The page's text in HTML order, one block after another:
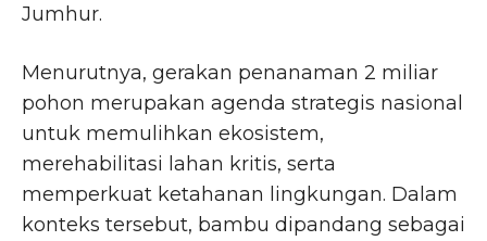
Jumhur.
Menurutnya, gerakan penanaman 2 miliar
pohon merupakan agenda strategis nasional
untuk memulihkan ekosistem,
merehabilitasi lahan kritis, serta
memperkuat ketahanan lingkungan. Dalam
konteks tersebut, bambu dipandang sebagai